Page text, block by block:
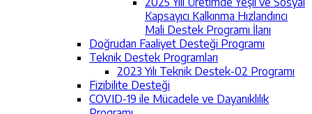
Kapsayıcı Kalkınma Hızlandırıcı
Mali Destek Programı İlanı
Doğrudan Faaliyet Desteği Programı
Teknik Destek Programları
2023 Yılı Teknik Destek-02 Programı
Fizibilite Desteği
COVID-19 ile Mücadele ve Dayanıklılık